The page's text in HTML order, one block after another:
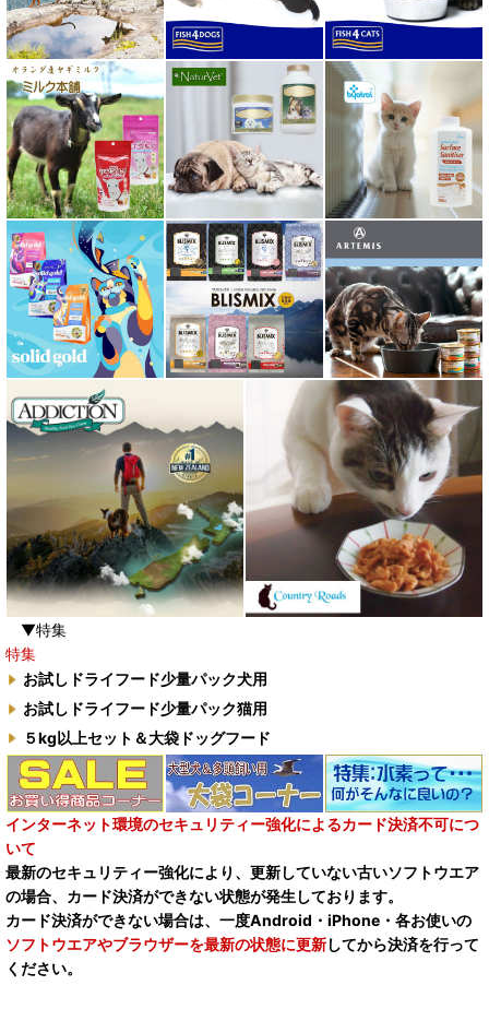
▼特集
特集
お試しドライフード少量パック犬用
お試しドライフード少量パック猫用
５kg以上セット＆大袋ドッグフード
インターネット環境のセキュリティー強化によるカード決済不可につ
いて
最新のセキュリティー強化により、更新していない古いソフトウエア
の場合、カード決済ができない状態が発生しております。
カード決済ができない場合は、一度Android・iPhone・各お使いの
ソフトウエアやブラウザーを最新の状態に更新してから決済を行って
ください。